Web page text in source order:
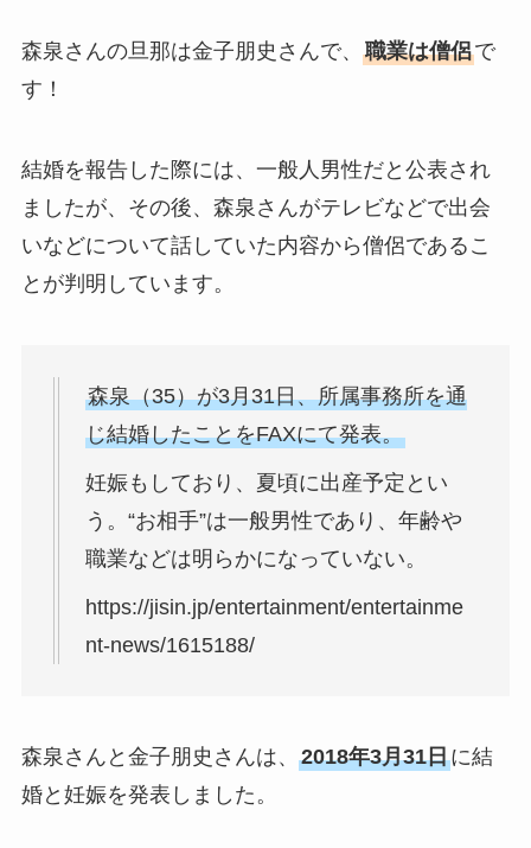
森泉さんの旦那は金子朋史さんで、 職業は僧侶で
す！
結婚を報告した際には、一般人男性だと公表され
ましたが、その後、森泉さんがテレビなどで出会
いなどについて話していた内容から僧侶であるこ
とが判明しています。
森泉（35）が3月31日、所属事務所を通
じ結婚したことをFAXにて発表。
妊娠もしており、夏頃に出産予定とい
う。“お相手”は一般男性であり、年齢や
職業などは明らかになっていない。
https://jisin.jp/entertainment/entertainme
nt-news/1615188/
森泉さんと金子朋史さんは、 2018年3月31日に結
婚と妊娠を発表しました。